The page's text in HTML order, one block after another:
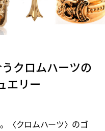
クロムハーツの
エリー
〈クロムハーツ〉のゴ